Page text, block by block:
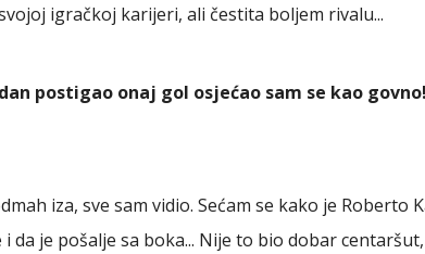
igračkoj karijeri, ali čestita boljem rivalu...
postigao onaj gol osjećao sam se kao
iza, sve sam vidio. Sećam se kako je Roberto
da je pošalje sa boka... Nije to bio dobar